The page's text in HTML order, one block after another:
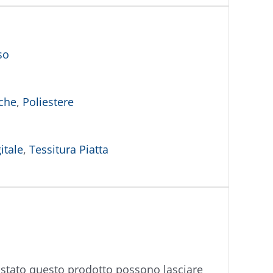
, Poliestere
, Tessitura Piatta
questo prodotto possono lasciare